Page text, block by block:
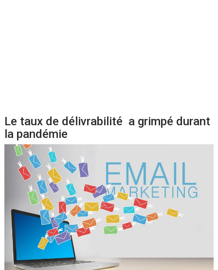
Le taux de délivrabilité a grimpé durant
la pandémie